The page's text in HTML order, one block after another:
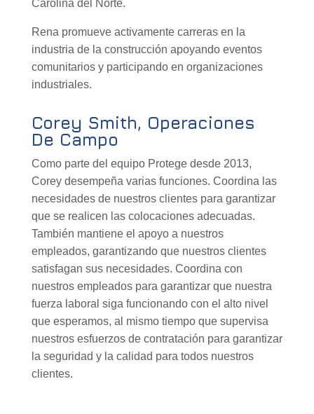
Carolina del Norte.
Rena promueve activamente carreras en la
industria de la construcción apoyando eventos
comunitarios y participando en organizaciones
industriales.
Corey Smith, Operaciones
De Campo
Como parte del equipo Protege desde 2013,
Corey desempeña varias funciones. Coordina las
necesidades de nuestros clientes para garantizar
que se realicen las colocaciones adecuadas.
También mantiene el apoyo a nuestros
empleados, garantizando que nuestros clientes
satisfagan sus necesidades. Coordina con
nuestros empleados para garantizar que nuestra
fuerza laboral siga funcionando con el alto nivel
que esperamos, al mismo tiempo que supervisa
nuestros esfuerzos de contratación para garantizar
la seguridad y la calidad para todos nuestros
clientes.